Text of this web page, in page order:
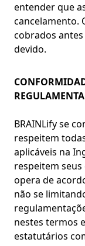
entender que
cancelamento.
cobrados
devido.
BRAINLify se
respeitem
aplicáveis na
respeitem
opera de
não se
nestes termos
estatutários